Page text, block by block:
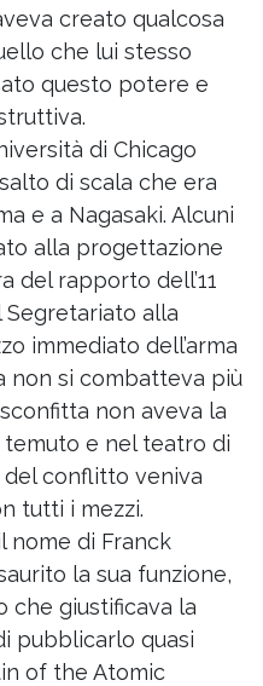
creato qualcosa
che lui stesso
questo potere e
di Chicago
di scala che era
e a Nagasaki. Alcuni
alla progettazione
del rapporto dell’11
Segretariato alla
immediato dell’arma
non si combatteva più
non aveva la
e nel teatro di
del conflitto veniva
tutti i mezzi.
nome di Franck
la sua funzione,
che giustificava la
pubblicarlo quasi
of the Atomic